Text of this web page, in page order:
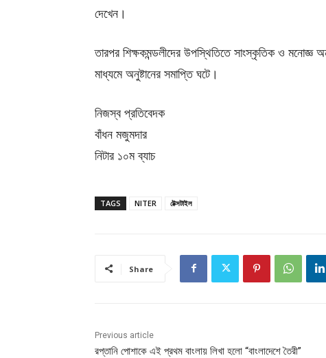
দেখেন।
তারপর শিক্ষকমন্ডলীদের উপস্থিতিতে সাংস্কৃতিক ও মনোজ্ঞ
মাধ্যমে অনুষ্টানের সমাপ্তি ঘটে।
নিজস্ব প্রতিবেদক
বাঁধন মজুমদার
নিটার ১০ম ব্যাচ
TAGS NITER টেক্সটাইল
Share
Previous article
রপ্তানি পোশাকে এই প্রথম বাংলায় লিখা হলো “বাংলাদেশে তৈরী”